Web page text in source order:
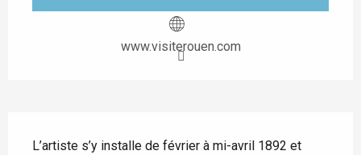
www.visiterouen.com
L’artiste s’y installe de février à mi-avril 1892 et